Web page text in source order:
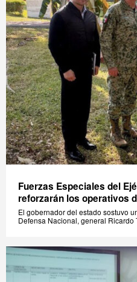
Fuerzas Especiales del
reforzarán los operativos
El gobernador del estado sostuvo
Defensa Nacional, general Ricardo